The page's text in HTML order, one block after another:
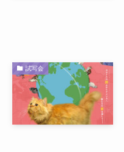
試写会